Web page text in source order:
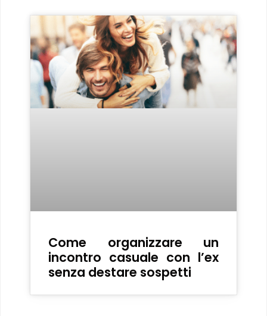
Come organizzare un
incontro casuale con l’ex
senza destare sospetti